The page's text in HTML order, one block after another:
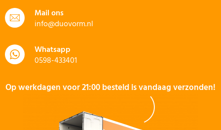
Mail ons
info@duovorm.nl
Whatsapp
0598-433401
Op werkdagen voor 21:00 besteld is vandaag verzonden!